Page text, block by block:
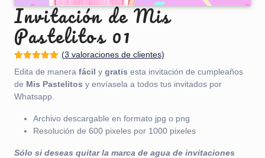
Invitación de Mis
Pastelitos 01
con5.00 de
5 en base
de un
(3 valoraciones de clientes)
Edita de manera fácil y gratis esta invitación de cumpleaños
de Mis Pastelitos y envíasela a todos tus invitados por
Whatsapp.
Archivo descargable en formato jpg o png
Resolución de 600 pixeles por 1000 pixeles
Sólo si deseas quitar la marca de agua de invitaciones